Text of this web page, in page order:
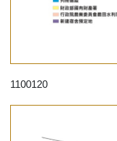
1100120